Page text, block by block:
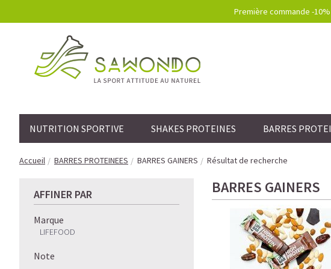
Première commande -
NUTRITION SPORTIVE SHAKES PROTEINES BARRES
Accueil BARRES PROTEINEES BARRES GAINERS Résultat de recherche
AFFINER PAR
Marque
LIFEFOOD
Note
BARRES GAINERS